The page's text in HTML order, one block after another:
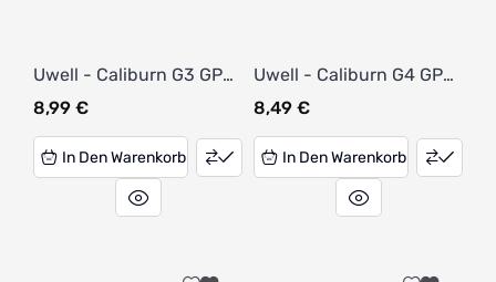
Uwell - Caliburn G3 GPP
Pod 0,4 Ohm (4 Stück
pro Packung)
8,99 €
In Den Warenkorb
Uwell - Caliburn G4 GPP
Pod 0,4 Ohm (3 Stück
pro Packung)
8,49 €
In Den Warenkorb